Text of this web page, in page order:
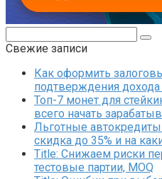
Свежие записи
Как оформить
подтверждения дохода
Топ-7 монет для
всего начать
Льготные
скидка до 35% и на
Title: Снижаем риски
тестовые партии, MOQ